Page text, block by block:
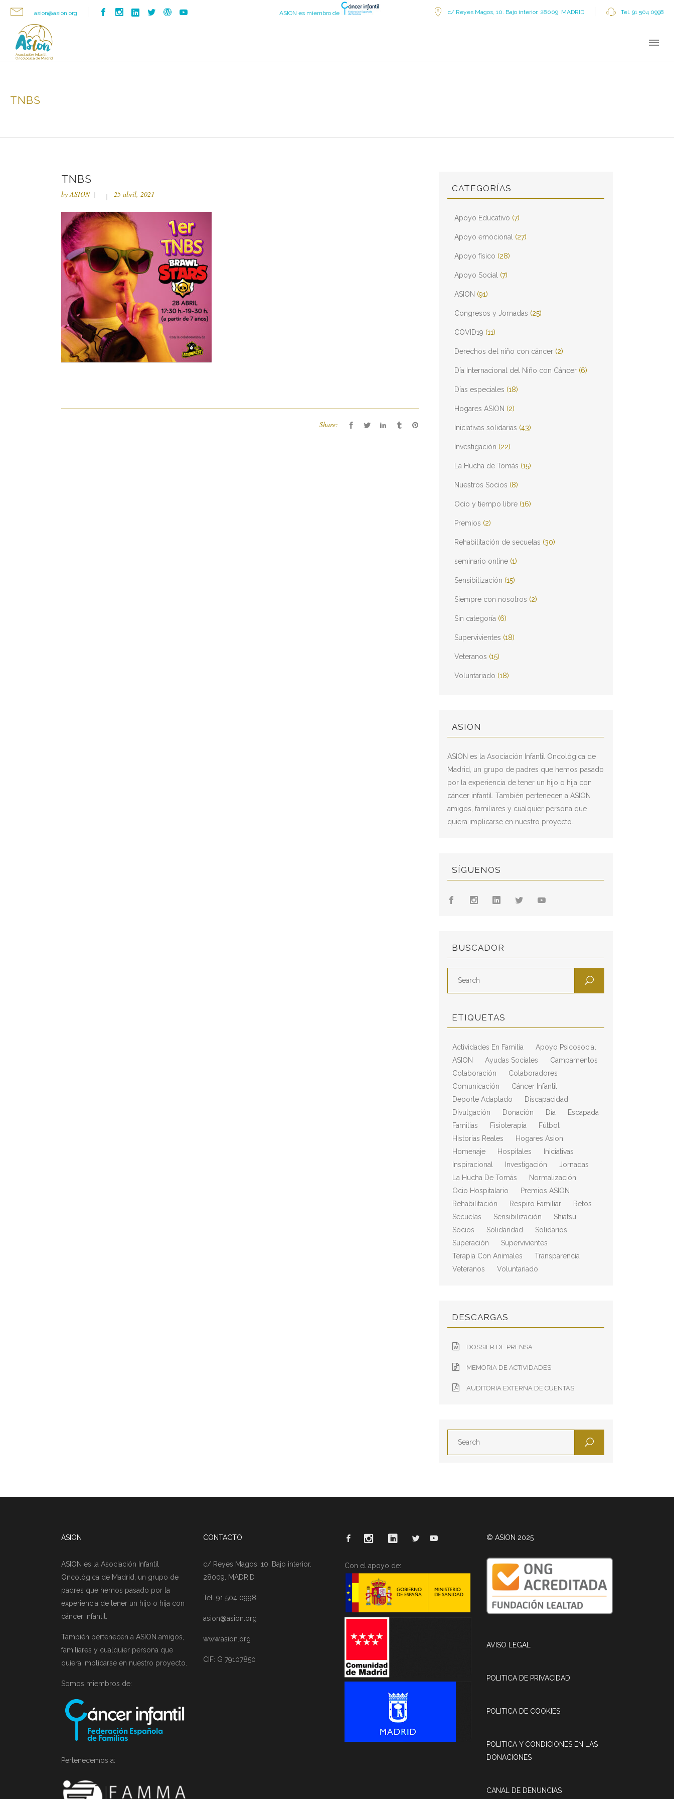
asion@asion.org ASION es miembro de c/ Reyes Magos, 10. Bajo interior. 28009. MADRID Tel. 91 504 0998
TNBS
TNBS
byASION 25 abril, 2021
Share:
CATEGORÍAS
Apoyo Educativo (7)
Apoyo emocional (27)
Apoyo físico (28)
Apoyo Social (7)
ASION (91)
Congresos y Jornadas (25)
COVID19 (11)
Derechos del niño con cáncer (2)
Día Internacional del Niño con Cáncer (6)
Días especiales (18)
Hogares ASION (2)
Iniciativas solidarias (43)
Investigación (22)
La Hucha de Tomás (15)
Nuestros Socios (8)
Ocio y tiempo libre (16)
Premios (2)
Rehabilitación de secuelas (30)
seminario online (1)
Sensibilización (15)
Siempre con nosotros (2)
Sin categoría (6)
Supervivientes (18)
Veteranos (15)
Voluntariado (18)
ASION
ASION es la Asociación Infantil Oncológica de
Madrid, un grupo de padres que hemos pasado
por la experiencia de tener un hijo o hija con
cáncer infantil. También pertenecen a ASION
amigos, familiares y cualquier persona que
quiera implicarse en nuestro proyecto.
SÍGUENOS
BUSCADOR
ETIQUETAS
Actividades En Familia
Apoyo Psicosocial
ASION
Ayudas Sociales
Campamentos
Colaboración
Colaboradores
Comunicación
Cáncer Infantil
Deporte Adaptado
Discapacidad
Divulgación
Donación Día
Escapada
Familias
Fisioterapia
Fútbol
Historias Reales
Hogares Asion
Homenaje
Hospitales
Iniciativas
Inspiracional
Investigación
Jornadas
La Hucha De Tomás
Normalización
Ocio Hospitalario
Premios ASION
Rehabilitación
Respiro Familiar
Retos
Secuelas
Sensibilización
Shiatsu
Socios
Solidaridad
Solidarios
Superación
Supervivientes
Terapia Con Animales
Transparencia
Veteranos
Voluntariado
DESCARGAS
DOSSIER DE PRENSA
MEMORIA DE ACTIVIDADES
AUDITORIA EXTERNA DE CUENTAS
ASION
ASION es la Asociación Infantil
Oncológica de Madrid, un grupo de
padres que hemos pasado por la
experiencia de tener un hijo o hija con
cáncer infantil.
También pertenecen a ASION amigos,
familiares y cualquier persona que
quiera implicarse en nuestro proyecto.
Somos miembros de:
Pertenecemos a:
CONTACTO
c/ Reyes Magos, 10. Bajo interior.
28009. MADRID
Tel. 91 504 0998
asion@asion.org
www.asion.org
CIF: G 79107850
Con el apoyo de:
© ASION 2025
AVISO LEGAL
POLITICA DE PRIVACIDAD
POLITICA DE COOKIES
POLITICA Y CONDICIONES EN LAS
DONACIONES
CANAL DE DENUNCIAS